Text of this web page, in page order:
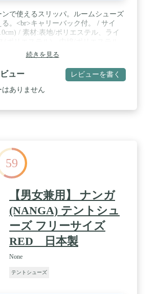
ンで使えるスリッパ。ルームシューズ
る。<br>キャリーバック付。 / サイ
/ 素材:表地/ポリエステル、ライ
テル / 付属品:キャリーバック
続きを見る
ュー レビューを書く
はありません
59
【男女兼用】 ナンガ
(NANGA) テントシュ
ーズ フリーサイズ
RED 日本製
None
テントシューズ